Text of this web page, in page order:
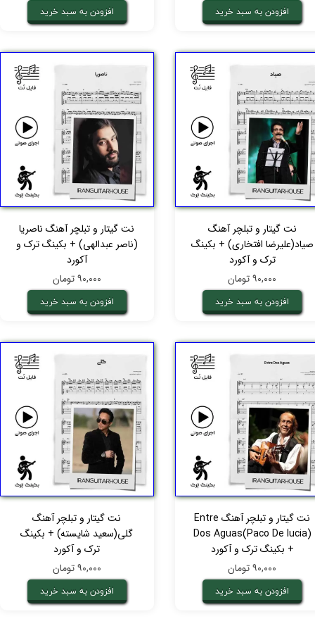
افزودن به سبد خرید افزودن به سبد خرید
نت گیتار و تبلچر آهنگ
صیاد(علیرضا افتخاری) + بکینگ
ترک و آکورد
۹۰,۰۰۰ تومان
افزودن به سبد خرید
نت گیتار و تبلچر آهنگ ناصریا
(ناصر عبدالهی) + بکینگ ترک و
آکورد
۹۰,۰۰۰ تومان
افزودن به سبد خرید
نت گیتار و تبلچر آهنگ Entre
Dos Aguas(Paco De lucia)
+ بکینگ ترک و آکورد
۹۰,۰۰۰ تومان
افزودن به سبد خرید
نت گیتار و تبلچر آهنگ
گلی(سعید شایسته) + بکینگ
ترک و آکورد
۹۰,۰۰۰ تومان
افزودن به سبد خرید